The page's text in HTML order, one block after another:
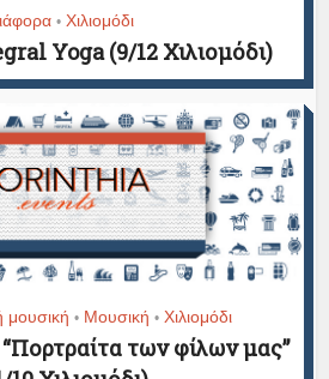
• Χιλιομόδι
Yoga (9/12 Χιλιομόδι)
μουσική • Μουσική • Χιλιομόδι
των φίλων μας”